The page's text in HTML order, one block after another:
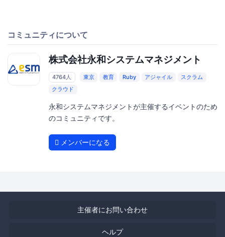
コミュニティについて
株式会社永和システムマネジメント
4764人 東京 教育 Ruby アジャイル
スクラム
クラウド
永和システムマネジメントが主催するイベントのため
のコミュニティです。
メンバーになる
主催者にお問い合わせ
ヘルプ